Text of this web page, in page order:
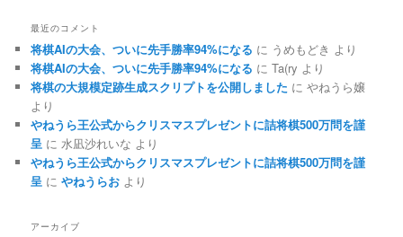
最近のコメント
将棋AIの大会、ついに先手勝率94%になる に うめもどき より
将棋AIの大会、ついに先手勝率94%になる にTa(ry より
将棋の大規模定跡生成スクリプトを公開しました にやねうら嬢
より
やねうら王公式からクリスマスプレゼントに詰将棋500万問を謹
呈 に水凪沙れいな より
やねうら王公式からクリスマスプレゼントに詰将棋500万問を謹
呈 にやねうらお より
アーカイブ